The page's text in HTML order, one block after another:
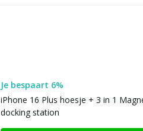
Je bespaart 6%
iPhone 16 Plus hoesje + 3 in 1
docking station